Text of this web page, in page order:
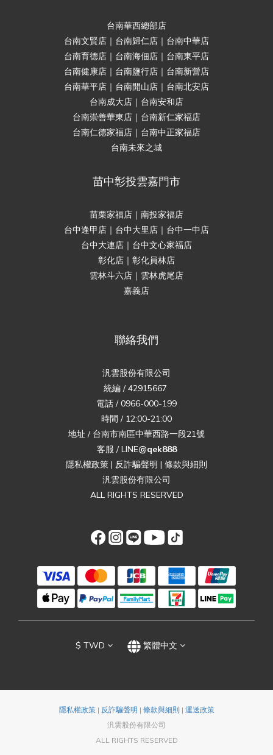
台南華西總部店
台南文賢店｜台南歸仁店｜台南中華店
台南育德店｜台南海佃店｜台南東平店
台南健康店｜台南鹽行店｜台南新營店
台南華平店｜台南開山店｜台南北安店
台南成大店｜台南安和店
台南崇善華東店｜台南新仁家福店
台南仁德家福店｜台南中正家福店
台南未來之城
苗中彰投雲嘉門市
苗栗家福店｜南投家福店
台中逢甲店｜台中大里店｜台中一中店
台中大連店｜台中文心家福店
彰化店｜彰化員林店
雲林斗六店｜雲林虎尾店
嘉義店
聯絡我們
汎雲股份有限公司
統編 / 42915667
電話 / 0966-000-199
時間 / 12:00-21:00
地址 / 台南市南區中華西路一段21號
客服 / LINE@qek888
隱私權政策 | 反詐騙聲明 | 條款與細則
汎雲股份有限公司
ALL RIGHTS RESERVED
$ TWD 繁體中文
隱私權政策| 反詐騙聲明 | 條款與細則 | 運送政策
汎雲股份有限公司
ALL RIGHTS RESERVED